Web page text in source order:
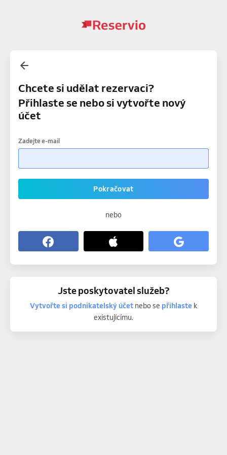
Chcete si udělat rezervaci?
Přihlaste se nebo si vytvořte nový
účet
Zadejte e-mail
Pokračovat
nebo
Jste poskytovatel služeb?
Vytvořte si podnikatelský účetnebo se přihlastek
existujícímu.